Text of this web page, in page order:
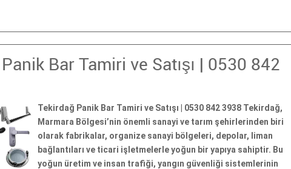
Bar Tamiri ve Satışı | 0530 842
Tekirdağ Panik Bar Tamiri ve Satışı | 0530 842 3938 Tekirdağ,
Marmara Bölgesi’nin önemli sanayi ve tarım şehirlerinden biri
olarak fabrikalar, organize sanayi bölgeleri, depolar, liman
bağlantıları ve ticari işletmelerle yoğun bir yapıya sahiptir. Bu
yoğun üretim ve insan trafiği, yangın güvenliği sistemlerinin